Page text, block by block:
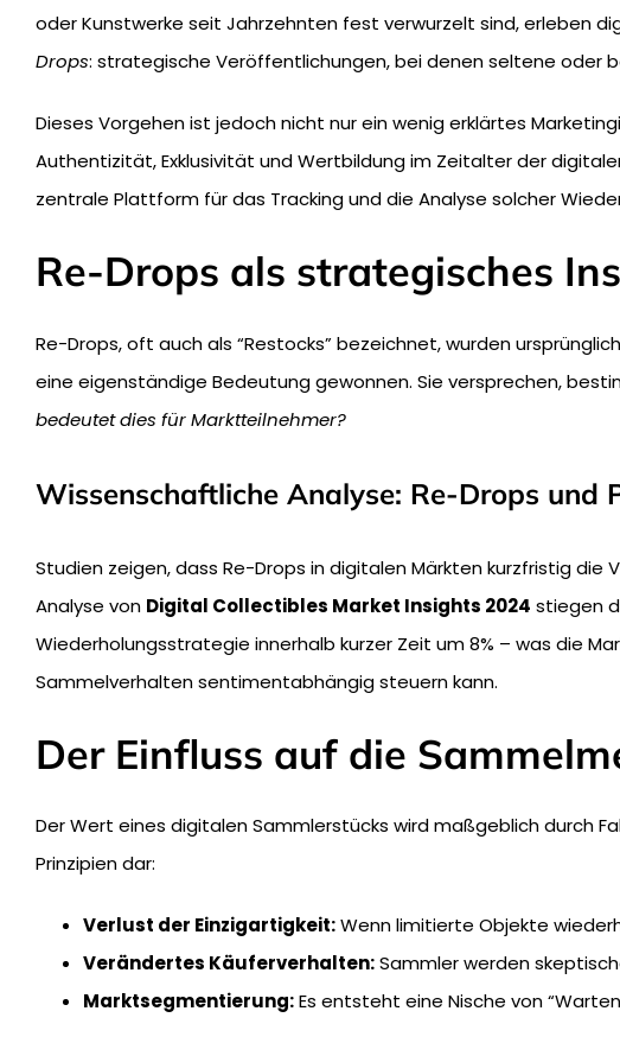
oder Kunstwerke seit Jahrzehnten fest verwurzelt sind, erleben
Drops: strategische Veröffentlichungen, bei denen seltene
Dieses Vorgehen ist jedoch nicht nur ein wenig erklärtes
Authentizität, Exklusivität und Wertbildung im Zeitalter der
zentrale Plattform für das Tracking und die Analyse solcher
Re-Drops als strategisches
Re-Drops, oft auch als “Restocks” bezeichnet, wurden
eine eigenständige Bedeutung gewonnen. Sie versprechen,
bedeutet dies für Marktteilnehmer?
Wissenschaftliche Analyse: Re-Drops und
Studien zeigen, dass Re-Drops in digitalen Märkten kurzfristig
Analyse von Digital Collectibles Market Insights 2024 stiegen
Wiederholungsstrategie innerhalb kurzer Zeit um 8% – was die
Sammelverhalten sentimentabhängig steuern kann.
Der Einfluss auf die
Der Wert eines digitalen Sammlerstücks wird maßgeblich durch
Prinzipien dar:
Verlust der Einzigartigkeit:Wenn limitierte Objekte
Verändertes Käuferverhalten:Sammler werden
Marktsegmentierung:Es entsteht eine Nische von